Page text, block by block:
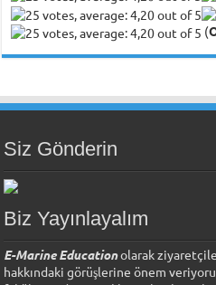
(
Siz Gönderin
Biz Yayınlayalım
E-Marine Educationolarak
hakkındaki görüşlerine önem